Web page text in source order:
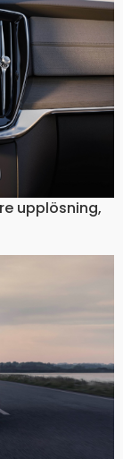
upplösning,